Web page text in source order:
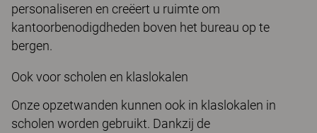
personaliseren en creëert u ruimte om
kantoorbenodigdheden boven het bureau op te
bergen.
Ook voor scholen en klaslokalen
Onze opzetwanden kunnen ook in klaslokalen in
scholen worden gebruikt. Dankzij de